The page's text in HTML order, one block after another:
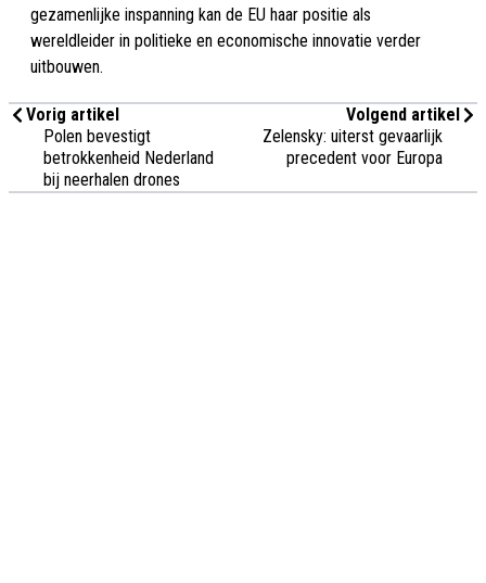
gezamenlijke inspanning kan de EU haar positie als
wereldleider in politieke en economische innovatie verder
uitbouwen.
Vorig artikel
Polen bevestigt
betrokkenheid Nederland
bij neerhalen drones
Volgend artikel
Zelensky: uiterst gevaarlijk
precedent voor Europa